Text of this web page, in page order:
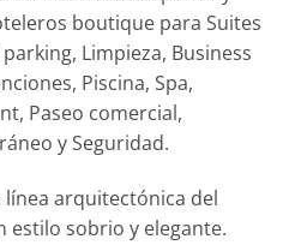
boutique para Suites
Limpieza, Business
Piscina, Spa,
Paseo comercial,
y Seguridad.
línea arquitectónica del
estilo sobrio y elegante.